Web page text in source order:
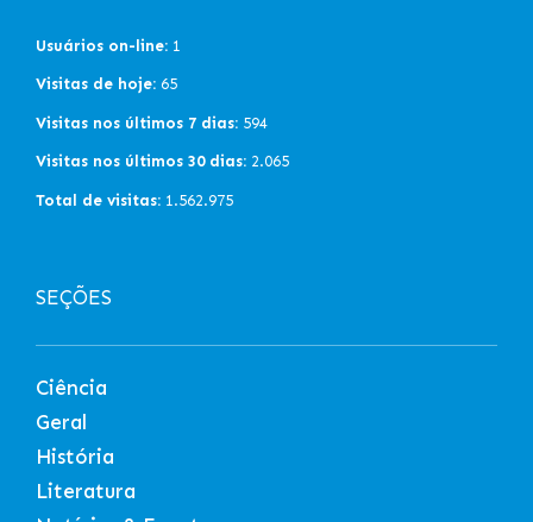
Usuários on-line: 1
Visitas de hoje: 65
Visitas nos últimos 7 dias: 594
Visitas nos últimos 30 dias: 2.065
Total de visitas: 1.562.975
SEÇÕES
Ciência
Geral
História
Literatura